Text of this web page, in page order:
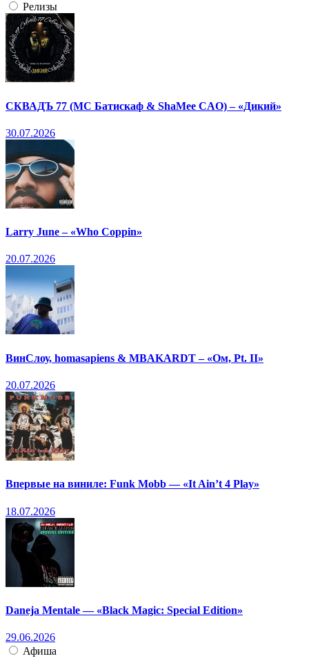
Релизы
СКВАДЪ 77 (МС Батискаф & ShaMee CAO) – «Дикий»
30.07.2026
Larry June – «Who Coppin»
20.07.2026
ВинСлоу, homasapiens & MBAKARDT – «Ом, Pt. II»
20.07.2026
Впервые на виниле: Funk Mobb — «It Ain’t 4 Play»
18.07.2026
Daneja Mentale — «Black Magic: Special Edition»
29.06.2026
Афиша